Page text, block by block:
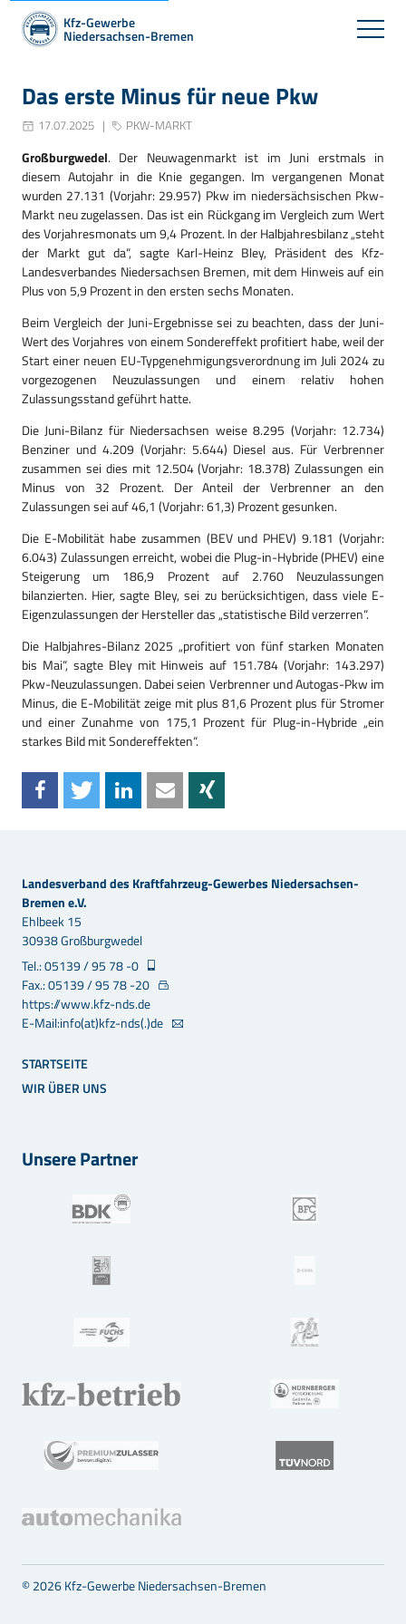
Kfz-Gewerbe
Niedersachsen-Bremen
Das erste Minus für neue Pkw
17.07.2025 PKW-MARKT
Großburgwedel. Der Neuwagenmarkt ist im Juni erstmals in
diesem Autojahr in die Knie gegangen. Im vergangenen Monat
wurden 27.131 (Vorjahr: 29.957) Pkw im niedersächsischen Pkw-
Markt neu zugelassen. Das ist ein Rückgang im Vergleich zum Wert
des Vorjahresmonats um 9,4 Prozent. In der Halbjahresbilanz „steht
der Markt gut da“, sagte Karl-Heinz Bley, Präsident des Kfz-
Landesverbandes Niedersachsen Bremen, mit dem Hinweis auf ein
Plus von 5,9 Prozent in den ersten sechs Monaten.
Beim Vergleich der Juni-Ergebnisse sei zu beachten, dass der Juni-
Wert des Vorjahres von einem Sondereffekt profitiert habe, weil der
Start einer neuen EU-Typgenehmigungsverordnung im Juli 2024 zu
vorgezogenen Neuzulassungen und einem relativ hohen
Zulassungsstand geführt hatte.
Die Juni-Bilanz für Niedersachsen weise 8.295 (Vorjahr: 12.734)
Benziner und 4.209 (Vorjahr: 5.644) Diesel aus. Für Verbrenner
zusammen sei dies mit 12.504 (Vorjahr: 18.378) Zulassungen ein
Minus von 32 Prozent. Der Anteil der Verbrenner an den
Zulassungen sei auf 46,1 (Vorjahr: 61,3) Prozent gesunken.
Die E-Mobilität habe zusammen (BEV und PHEV) 9.181 (Vorjahr:
6.043) Zulassungen erreicht, wobei die Plug-in-Hybride (PHEV) eine
Steigerung um 186,9 Prozent auf 2.760 Neuzulassungen
bilanzierten. Hier, sagte Bley, sei zu berücksichtigen, dass viele E-
Eigenzulassungen der Hersteller das „statistische Bild verzerren“.
Die Halbjahres-Bilanz 2025 „profitiert von fünf starken Monaten
bis Mai“, sagte Bley mit Hinweis auf 151.784 (Vorjahr: 143.297)
Pkw-Neuzulassungen. Dabei seien Verbrenner und Autogas-Pkw im
Minus, die E-Mobilität zeige mit plus 81,6 Prozent plus für Stromer
und einer Zunahme von 175,1 Prozent für Plug-in-Hybride „ein
starkes Bild mit Sondereffekten“.
Landesverband des Kraftfahrzeug-Gewerbes Niedersachsen-
Bremen e.V.
Ehlbeek 15
30938 Großburgwedel
Tel.: 05139 / 95 78 -0
Fax.: 05139 / 95 78 -20
https://www.kfz-nds.de
E-Mail:info(at)kfz-nds(.)de
STARTSEITE
WIR ÜBER UNS
Unsere Partner
© 2026 Kfz-Gewerbe Niedersachsen-Bremen